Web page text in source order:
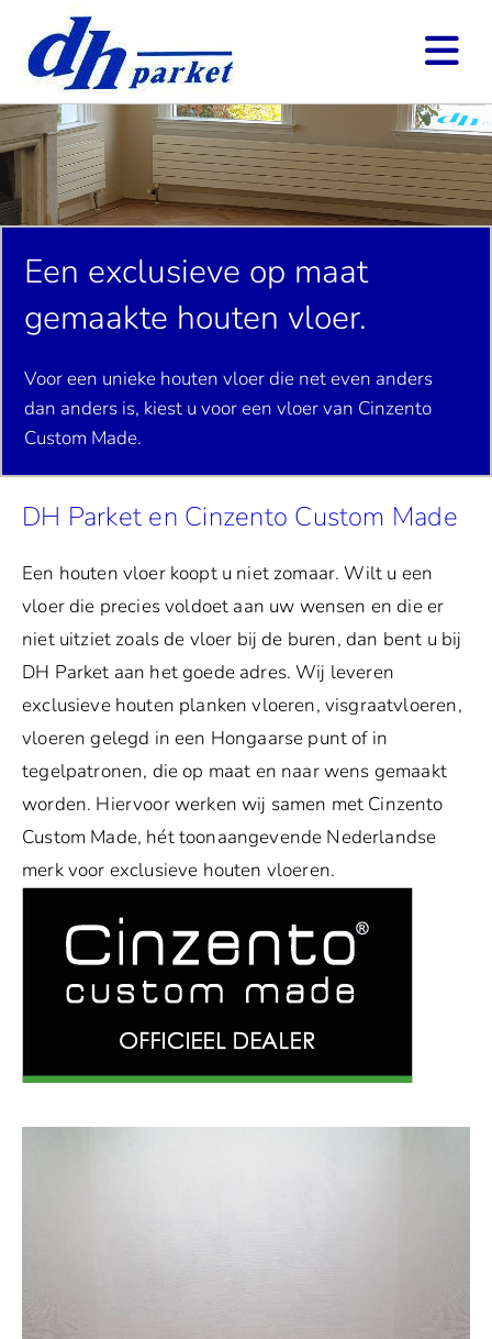
Een exclusieve op maat
gemaakte houten vloer.
Voor een unieke houten vloer die net even anders
dan anders is, kiest u voor een vloer van Cinzento
Custom Made.
DH Parket en Cinzento Custom Made
Een houten vloer koopt u niet zomaar. Wilt u een
vloer die precies voldoet aan uw wensen en die er
niet uitziet zoals de vloer bij de buren, dan bent u bij
DH Parket aan het goede adres. Wij leveren
exclusieve houten planken vloeren, visgraatvloeren,
vloeren gelegd in een Hongaarse punt of in
tegelpatronen, die op maat en naar wens gemaakt
worden. Hiervoor werken wij samen met Cinzento
Custom Made, hét toonaangevende Nederlandse
merk voor exclusieve houten vloeren.